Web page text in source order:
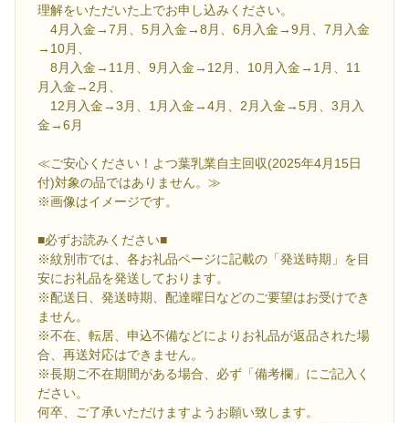
理解をいただいた上でお申し込みください。
4月入金→7月、5月入金→8月、6月入金→9月、7月入金
→10月、
8月入金→11月、9月入金→12月、10月入金→1月、11
月入金→2月、
12月入金→3月、1月入金→4月、2月入金→5月、3月入
金→6月
≪ご安心ください！よつ葉乳業自主回収(2025年4月15日
付)対象の品ではありません。≫
※画像はイメージです。
■必ずお読みください■
※紋別市では、各お礼品ページに記載の「発送時期」を目
安にお礼品を発送しております。
※配送日、発送時期、配達曜日などのご要望はお受けでき
ません。
※不在、転居、申込不備などによりお礼品が返品された場
合、再送対応はできません。
※長期ご不在期間がある場合、必ず「備考欄」にご記入く
ださい。
何卒、ご了承いただけますようお願い致します。